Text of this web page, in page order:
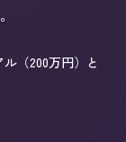
（200万円）と